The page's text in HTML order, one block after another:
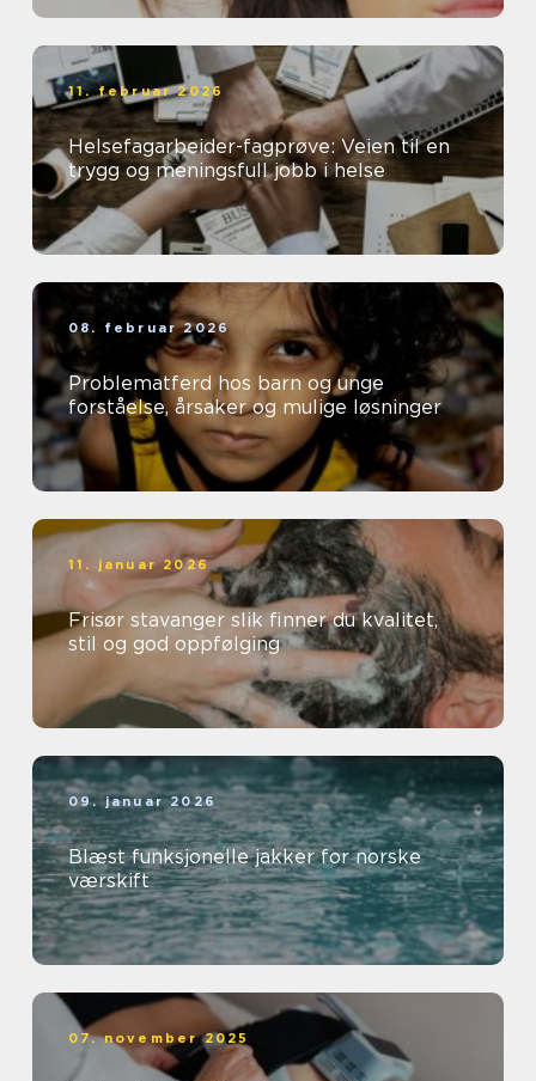
11. februar 2026
Helsefagarbeider-fagprøve: Veien til en
trygg og meningsfull jobb i helse
08. februar 2026
Problematferd hos barn og unge
forståelse, årsaker og mulige løsninger
11. januar 2026
Frisør stavanger slik finner du kvalitet,
stil og god oppfølging
09. januar 2026
Blæst funksjonelle jakker for norske
værskift
07. november 2025